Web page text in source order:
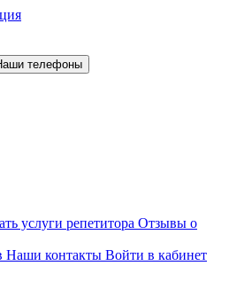
телефоны
услуги репетитора Отзывы о
Наши контакты Войти в кабинет